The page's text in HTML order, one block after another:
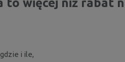
to więcej niż
i ile,